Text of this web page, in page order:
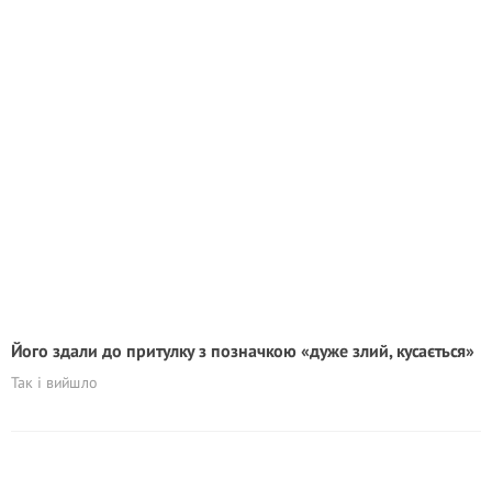
Його здали до притулку з позначкою «дуже злий, кусається»
Так і вийшло